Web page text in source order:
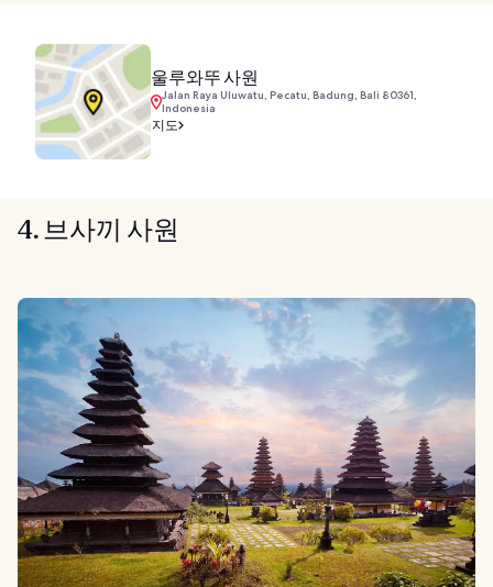
울루와뚜 사원
Jalan Raya Uluwatu, Pecatu, Badung, Bali 80361,
Indonesia
지도
4. 브사끼 사원